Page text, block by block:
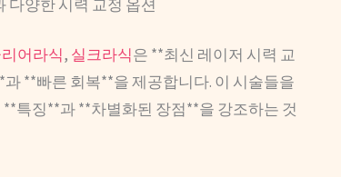
다양한 시력 교정 옵션
어라식, 실크라식은 **최신 레이저 시력 교
**빠른 회복**을 제공합니다. 이 시술들을
특징**과 **차별화된 장점**을 강조하는 것